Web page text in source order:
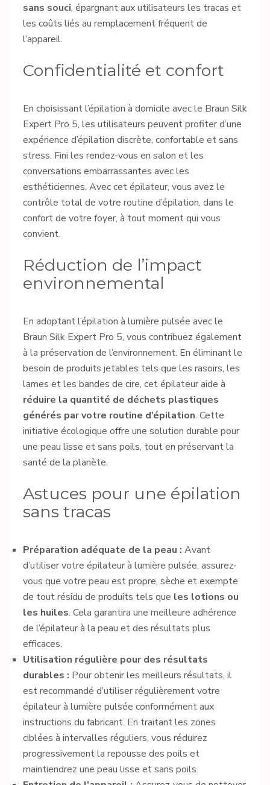
sans souci, épargnant aux utilisateurs les tracas et
les coûts liés au remplacement fréquent de
l’appareil.
Confidentialité et confort
En choisissant l’épilation à domicile avec le Braun Silk
Expert Pro 5, les utilisateurs peuvent profiter d’une
expérience d’épilation discrète, confortable et sans
stress. Fini les rendez-vous en salon et les
conversations embarrassantes avec les
esthéticiennes. Avec cet épilateur, vous avez le
contrôle total de votre routine d’épilation, dans le
confort de votre foyer, à tout moment qui vous
convient.
Réduction de l’impact
environnemental
En adoptant l’épilation à lumière pulsée avec le
Braun Silk Expert Pro 5, vous contribuez également
à la préservation de l’environnement. En éliminant le
besoin de produits jetables tels que les rasoirs, les
lames et les bandes de cire, cet épilateur aide à
réduire la quantité de déchets plastiques
générés par votre routine d’épilation. Cette
initiative écologique offre une solution durable pour
une peau lisse et sans poils, tout en préservant la
santé de la planète.
Astuces pour une épilation
sans tracas
Préparation adéquate de la peau : Avant
d’utiliser votre épilateur à lumière pulsée, assurez-
vous que votre peau est propre, sèche et exempte
de tout résidu de produits tels que les lotions ou
les huiles. Cela garantira une meilleure adhérence
de l’épilateur à la peau et des résultats plus
efficaces.
Utilisation régulière pour des résultats
durables : Pour obtenir les meilleurs résultats, il
est recommandé d’utiliser régulièrement votre
épilateur à lumière pulsée conformément aux
instructions du fabricant. En traitant les zones
ciblées à intervalles réguliers, vous réduirez
progressivement la repousse des poils et
maintiendrez une peau lisse et sans poils.